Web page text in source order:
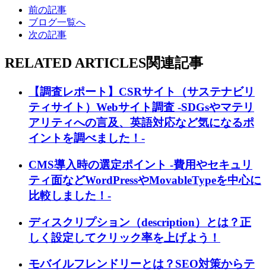
前の記事
ブログ一覧へ
次の記事
RELATED ARTICLES関連記事
【調査レポート】CSRサイト（サステナビリ
ティサイト）Webサイト調査 -SDGsやマテリ
アリティへの言及、英語対応など気になるポ
イントを調べました！-
CMS導入時の選定ポイント -費用やセキュリ
ティ面などWordPressやMovableTypeを中心に
比較しました！-
ディスクリプション（description）とは？正
しく設定してクリック率を上げよう！
モバイルフレンドリーとは？SEO対策からテ